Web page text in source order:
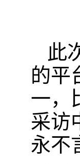
此
的平
一，
采访
永不